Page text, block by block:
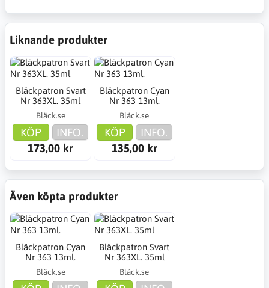
Liknande produkter
Bläckpatron Svart
Nr 363XL. 35ml
Bläck.se
KÖP
INFO.
173,00 kr
Bläckpatron Cyan
Nr 363 13ml.
Bläck.se
KÖP
INFO.
135,00 kr
Även köpta produkter
Bläckpatron Cyan
Nr 363 13ml.
Bläck.se
Bläckpatron Svart
Nr 363XL. 35ml
Bläck.se